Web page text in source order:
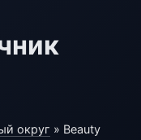
округ » Beauty